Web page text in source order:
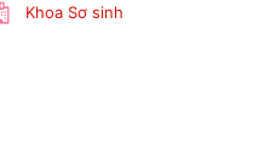
Khoa Sơ sinh